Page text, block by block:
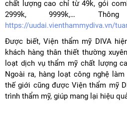
chất lượng cao chỉ từ 49k, gói
2999k, 9999k,…
https://uudai.vienthammydiva.vn/
Được biết, Viện thẩm mỹ DIVA
khách hàng thân thiết thường
loạt dịch vụ thẩm mỹ chất lượng
Ngoài ra, hàng loạt công nghệ
thế giới cũng được Viện thẩm mỹ
trình thẩm mỹ, giúp mang lại hiệu